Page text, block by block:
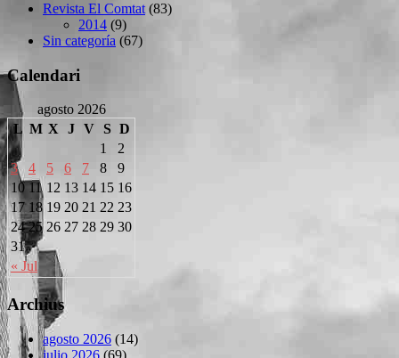
Revista El Comtat (83)
2014 (9)
Sin categoría (67)
Calendari
agosto 2026
L M X J V S D
« Jul
1
2
3
4 5 6 7 8
9
10 11 12 13 14 15 16
17 18 19 20 21 22 23
24 25 26 27 28 29 30
31
Archius
agosto 2026 (14)
julio 2026 (69)